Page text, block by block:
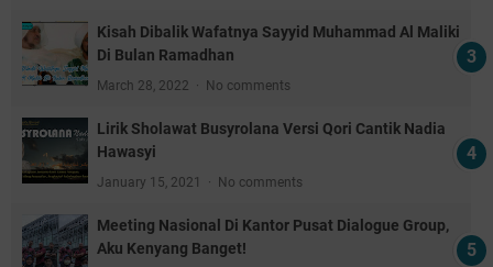
Kisah Dibalik Wafatnya Sayyid Muhammad Al Maliki
Di Bulan Ramadhan
March 28, 2022 No comments
Lirik Sholawat Busyrolana Versi Qori Cantik Nadia
Hawasyi
January 15, 2021 No comments
Meeting Nasional Di Kantor Pusat Dialogue Group,
Aku Kenyang Banget!